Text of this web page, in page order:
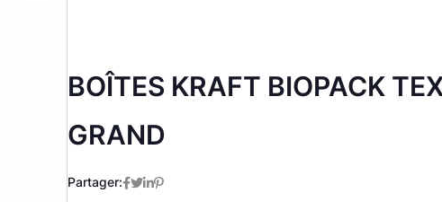
BOÎTES KRAFT BIOPACK
GRAND
Partager: